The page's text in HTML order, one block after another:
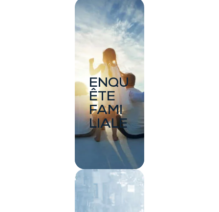
ENQU
ÊTE
FAMI
LIALE